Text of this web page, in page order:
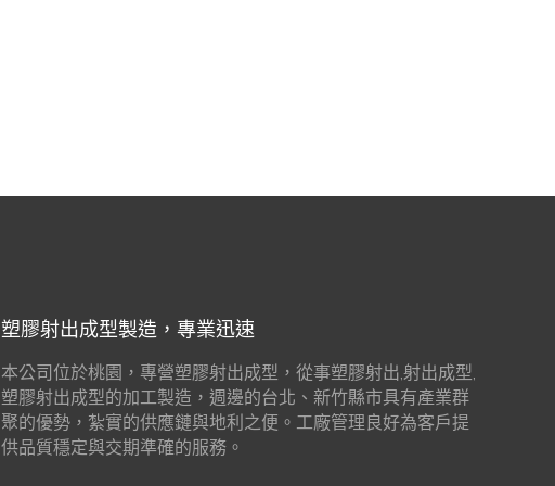
塑膠射出成型製造，專業迅速
本公司位於桃園，專營塑膠射出成型，從事塑膠射出,射出成型,
塑膠射出成型的加工製造，週邊的台北、新竹縣市具有產業群
聚的優勢，紮實的供應鏈與地利之便。工廠管理良好為客戶提
供品質穩定與交期準確的服務。